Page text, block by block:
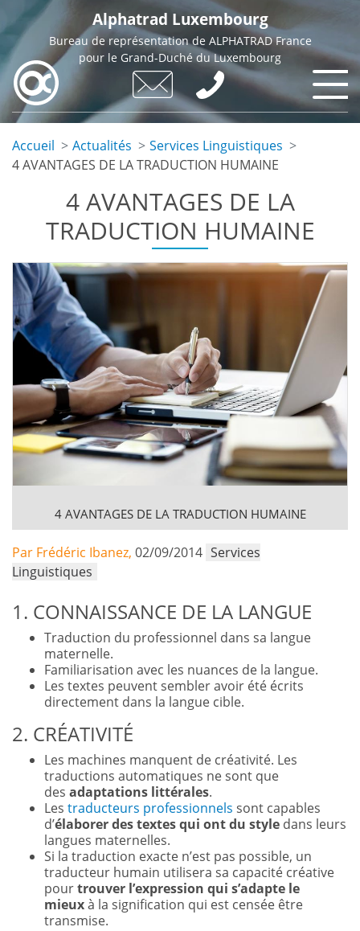
Skip
to
main
content
Alphatrad Luxembourg
Bureau de représentation de ALPHATRAD France
pour le Grand-Duché du Luxembourg
Accueil Actualités
Services Linguistiques
4 AVANTAGES DE LA TRADUCTION HUMAINE
4 AVANTAGES DE LA
TRADUCTION HUMAINE
4 AVANTAGES DE LA TRADUCTION HUMAINE
Par Frédéric Ibanez, 02/09/2014 Services
Linguistiques
1. CONNAISSANCE DE LA LANGUE
Traduction du professionnel dans sa langue
maternelle.
Familiarisation avec les nuances de la langue.
Les textes peuvent sembler avoir été écrits
directement dans la langue cible.
2. CRÉATIVITÉ
Les machines manquent de créativité. Les
traductions automatiques ne sont que
des adaptations littérales.
Les traducteurs professionnels sont capables
d’élaborer des textes qui ont du style dans leurs
langues maternelles.
Si la traduction exacte n’est pas possible, un
traducteur humain utilisera sa capacité créative
pourtrouver l’expression qui s’adapte le
mieuxà la signification qui est censée être
transmise.